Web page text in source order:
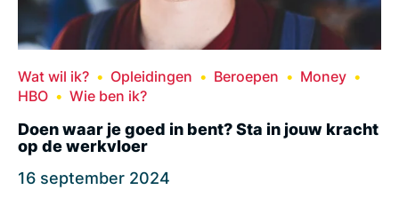
Wat wil ik? Opleidingen Beroepen
Money
HBO
Wie ben ik?
Doen waar je goed in bent? Sta in jouw kracht
op de werkvloer
16 september 2024